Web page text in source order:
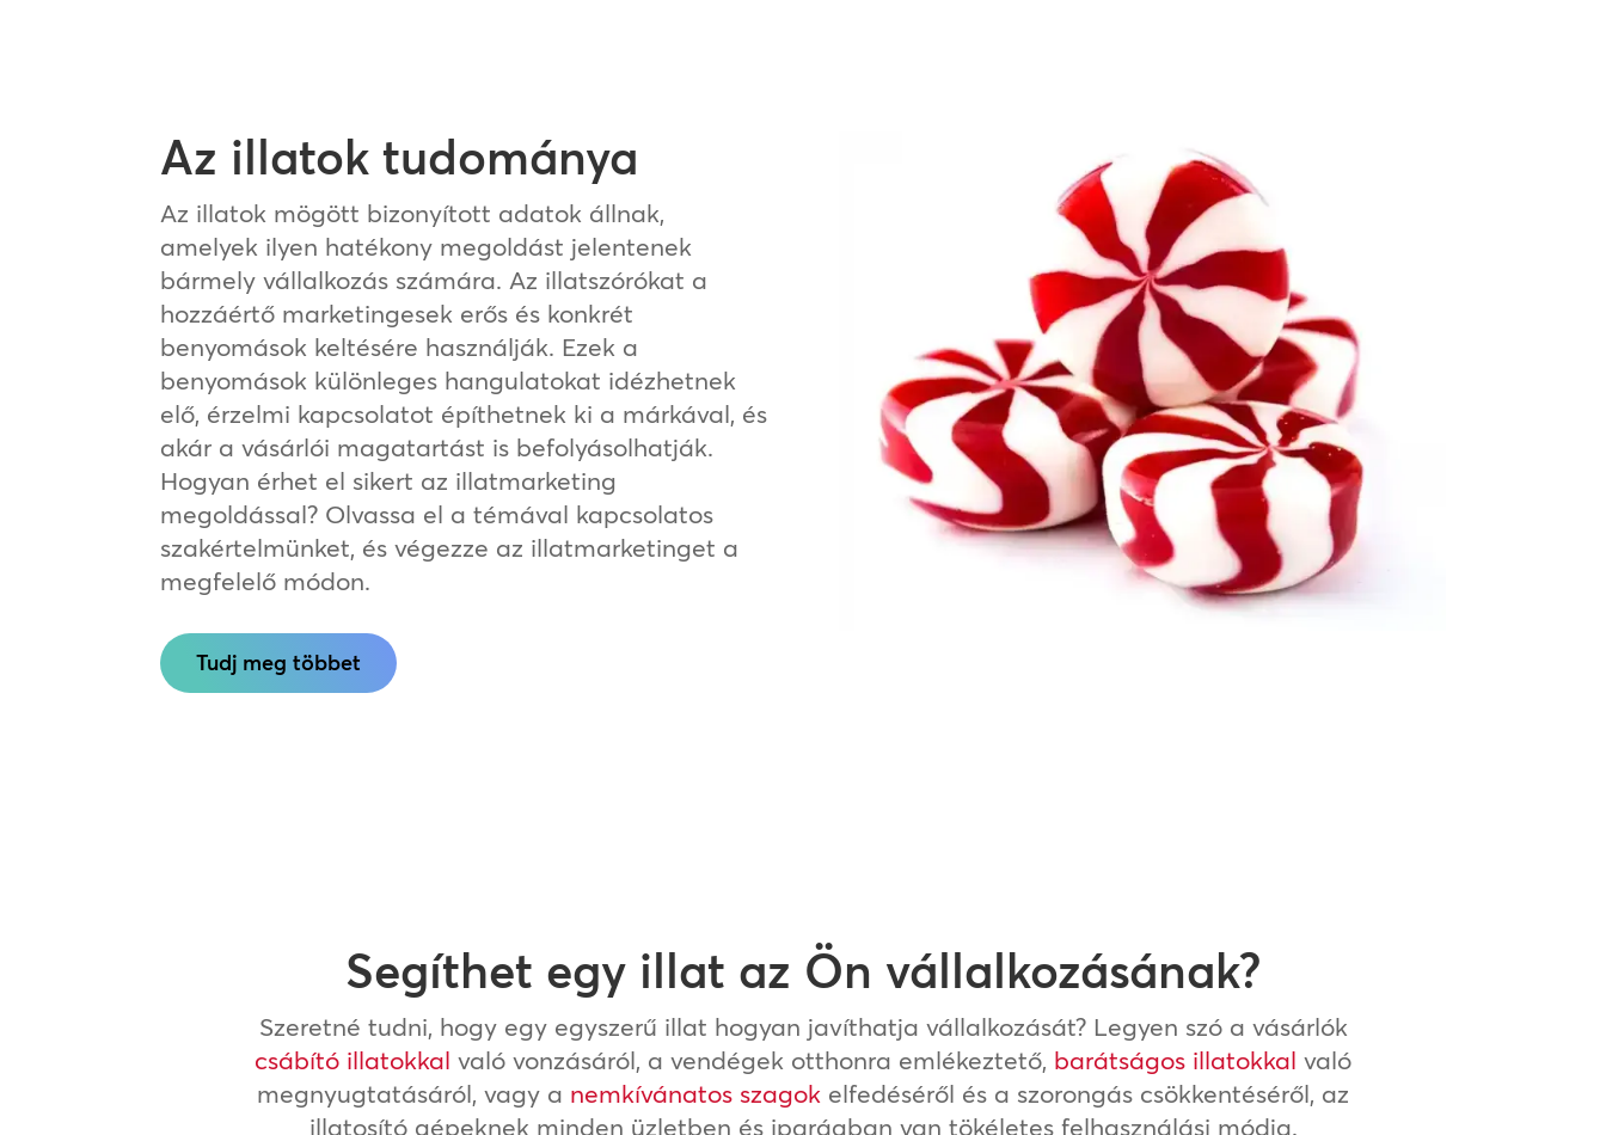
Az illatok tudománya
Az illatok mögött bizonyított adatok állnak,
amelyek ilyen hatékony megoldást jelentenek
bármely vállalkozás számára. Az illatszórókat a
hozzáértő marketingesek erős és konkrét
benyomások keltésére használják. Ezek a
benyomások különleges hangulatokat idézhetnek
elő, érzelmi kapcsolatot építhetnek ki a márkával, és
akár a vásárlói magatartást is befolyásolhatják.
Hogyan érhet el sikert az illatmarketing
megoldással? Olvassa el a témával kapcsolatos
szakértelmünket, és végezze az illatmarketinget a
megfelelő módon.
Tudj meg többet
Segíthet egy illat az Ön vállalkozásának?
Szeretné tudni, hogy egy egyszerű illat hogyan javíthatja vállalkozását? Legyen szó a vásárlók
csábító illatokkal való vonzásáról, a vendégek otthonra emlékeztető, barátságos illatokkal való
megnyugtatásáról, vagy a nemkívánatos szagok elfedéséről és a szorongás csökkentéséről, az
illatosító gépeknek minden üzletben és iparágban van tökéletes felhasználási módja.